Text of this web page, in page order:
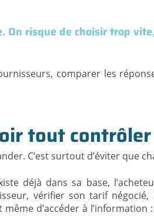
risque de choisir trop
comparer les
tout contrôler
C’est surtout d’éviter que
déjà dans sa base,
vérifier son tarif
d’accéder à